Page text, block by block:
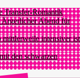
Transfer-Romantik
Ärgerlicher Abend für
mittlerweile intensiver ist
den schwarzen